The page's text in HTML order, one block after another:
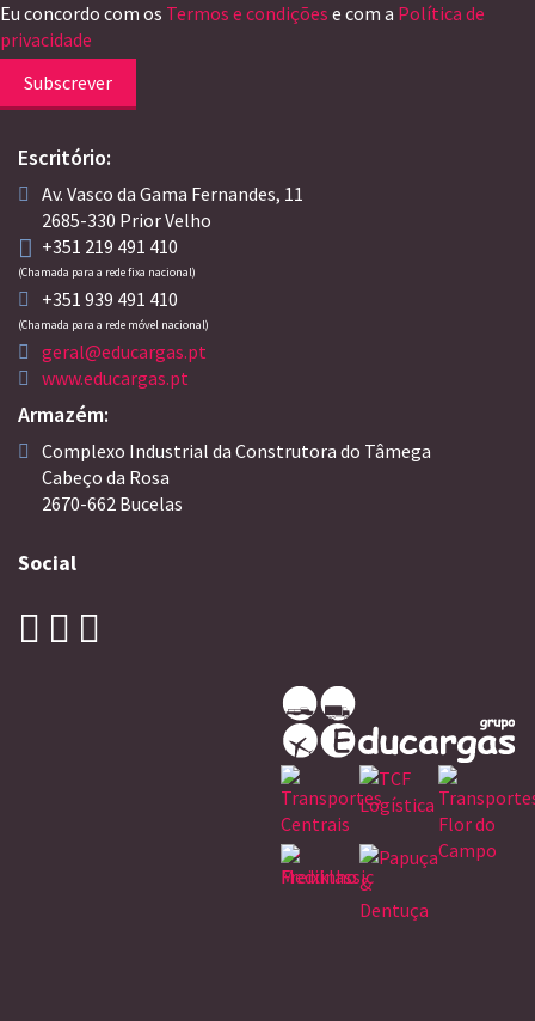
Eu concordo com os Termos e condições e com a Política de
privacidade
Subscrever
Escritório:
Av. Vasco da Gama Fernandes, 11
2685-330 Prior Velho
+351 219 491 410
(Chamada para a rede fixa nacional)
+351 939 491 410
(Chamada para a rede móvel nacional)
geral@educargas.pt
www.educargas.pt
Armazém:
Complexo Industrial da Construtora do Tâmega
Cabeço da Rosa
2670-662 Bucelas
Social